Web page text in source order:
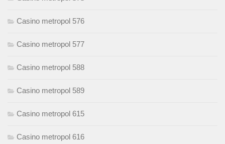
Casino metropol 576
Casino metropol 577
Casino metropol 588
Casino metropol 589
Casino metropol 615
Casino metropol 616